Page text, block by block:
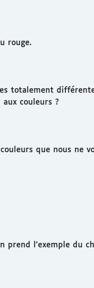
rouge.
totalement
couleurs ?
que nous ne
prend l’exemple du